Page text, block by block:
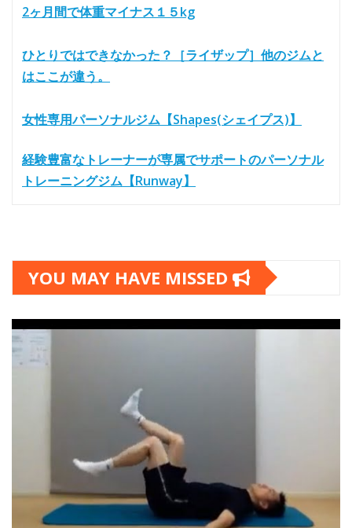
2ヶ月間で体重マイナス１５kg
ひとりではできなかった？［ライザップ］他のジムと
はここが違う。
女性専用パーソナルジム【Shapes(シェイプス)】
経験豊富なトレーナーが専属でサポートのパーソナル
トレーニングジム【Runway】
YOU MAY HAVE MISSED